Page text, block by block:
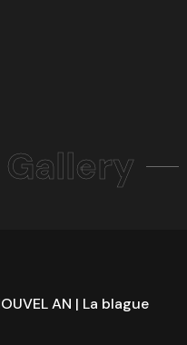
AN | La blague